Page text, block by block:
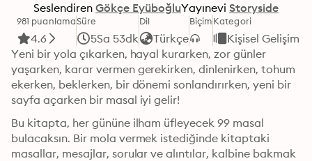
Seslendiren Gökçe EyüboğluYayınevi Storyside
981 puanlama
4.6
Süre
5Sa 53dk
Dil
Türkçe
BiçimKategori
Kişisel Gelişim
Yeni bir yola çıkarken, hayal kurarken, zor günler
yaşarken, karar vermen gerekirken, dinlenirken, tohum
ekerken, beklerken, bir dönemi sonlandırırken, yeni bir
sayfa açarken bir masal iyi gelir!
Bu kitapta, her gününe ilham üfleyecek 99 masal
bulacaksın. Bir mola vermek istediğinde kitaptaki
masallar, mesajlar, sorular ve alıntılar, kalbine bakmak